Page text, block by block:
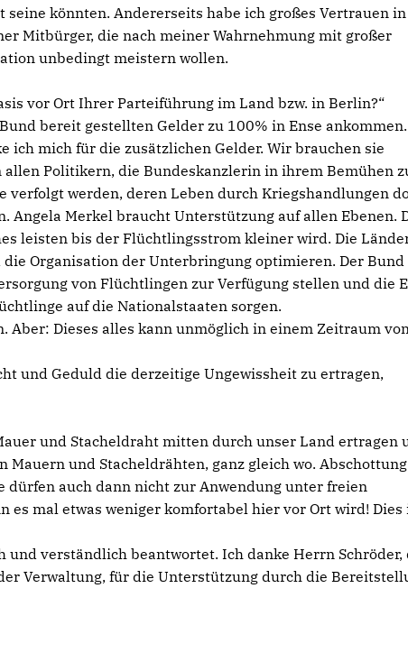
könnten. Andererseits habe ich großes Vertrauen
Mitbürger, die nach meiner Wahrnehmung mit großer
unbedingt meistern wollen.
vor Ort Ihrer Parteiführung im Land bzw. in Berlin?“
bereit gestellten Gelder zu 100% in Ense
ich mich für die zusätzlichen Gelder. Wir brauchen sie
Politikern, die Bundeskanzlerin in ihrem Bemühen
verfolgt werden, deren Leben durch Kriegshandlungen
Angela Merkel braucht Unterstützung auf allen Ebenen.
leisten bis der Flüchtlingsstrom kleiner wird. Die
Organisation der Unterbringung optimieren. Der Bund
von Flüchtlingen zur Verfügung stellen und die
auf die Nationalstaaten sorgen.
Aber: Dieses alles kann unmöglich in einem Zeitraum
und Geduld die derzeitige Ungewissheit zu ertragen,
und Stacheldraht mitten durch unser Land ertragen
Mauern und Stacheldrähten, ganz gleich wo.
dürfen auch dann nicht zur Anwendung unter freien
es mal etwas weniger komfortabel hier vor Ort wird! Dies
und verständlich beantwortet. Ich danke Herrn Schröder,
Verwaltung, für die Unterstützung durch die